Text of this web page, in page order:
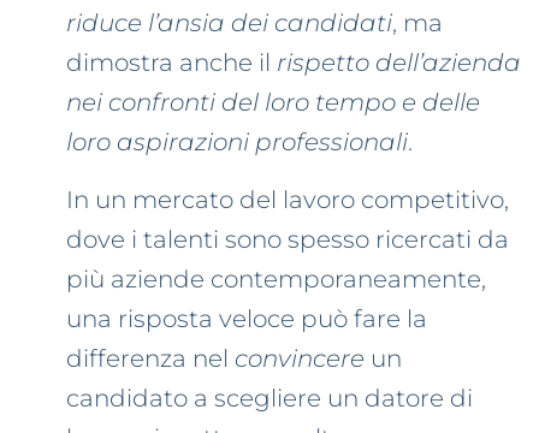
riduce l’ansia dei candidati, ma
dimostra anche il rispetto dell’azienda
nei confronti del loro tempo e delle
loro aspirazioni professionali.
In un mercato del lavoro competitivo,
dove i talenti sono spesso ricercati da
più aziende contemporaneamente,
una risposta veloce può fare la
differenza nel convincere un
candidato a scegliere un datore di